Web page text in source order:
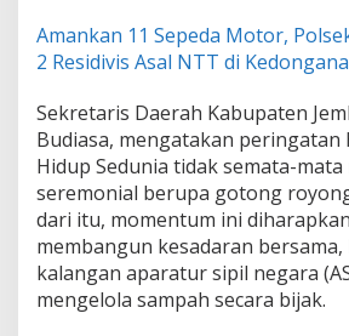
e
r
k
n
A
S
R
I
Amankan 11 Sepeda Motor,
2 Residivis Asal NTT di
Sekretaris Daerah Kabupaten
Budiasa, mengatakan
Hidup Sedunia tidak semata-
seremonial berupa gotong
dari itu, momentum ini
membangun kesadaran
kalangan aparatur sipil negara
mengelola sampah secara bijak.